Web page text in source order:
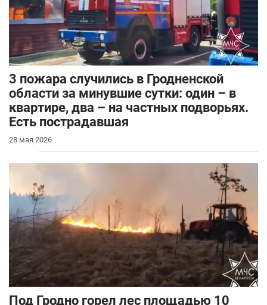
3 пожара случились в Гродненской
области за минувшие сутки: один – в
квартире, два – на частных подворьях.
Есть пострадавшая
28 мая 2026
Под Гродно горел лес площадью 10